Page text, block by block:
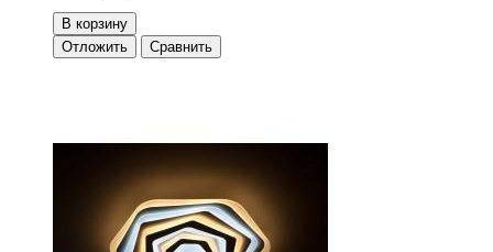
В корзину
Отложить
Сравнить